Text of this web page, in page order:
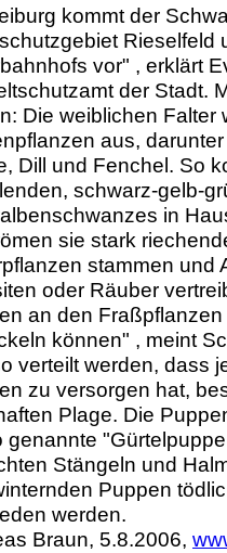
kommt der
Rieselfeld
vor" , erklärt
der Stadt.
Die weiblichen
aus,
Dill und Fenchel. So
schwarz-gelb-
in
sie stark
stammen und
oder Räuber
an den
können" , meint
verteilt werden, dass
zu versorgen hat,
Plage. Die
genannte
Stängeln und
Puppen
werden.
Braun, 5.8.2006,